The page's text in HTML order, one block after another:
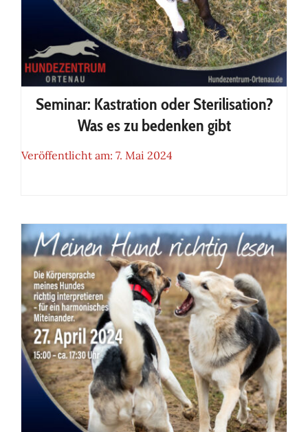
Sterilisation? Was es zu
bedenken gibt
Seminar: Kastration oder Sterilisation?
Was es zu bedenken gibt
Veröffentlicht am: 7. Mai 2024